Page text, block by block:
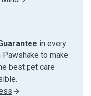
in every
Pawshake to make
best pet care